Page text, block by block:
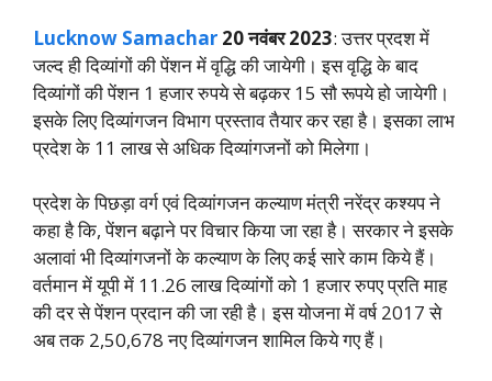
Lucknow Samachar 20 नवंबर 2023: उत्तर प्रदश में
जल्द ही दिव्यांगों की पेंशन में वृद्धि की जायेगी। इस वृद्धि के बाद
दिव्यांगों की पेंशन 1 हजार रुपये से बढ़कर 15 सौ रूपये हो जायेगी।
इसके लिए दिव्यांगजन विभाग प्रस्ताव तैयार कर रहा है। इसका लाभ
प्रदेश के 11 लाख से अधिक दिव्यांगजनों को मिलेगा।
प्रदेश के पिछड़ा वर्ग एवं दिव्यांगजन कल्याण मंत्री नरेंद्र कश्यप ने
कहा है कि, पेंशन बढ़ाने पर विचार किया जा रहा है। सरकार ने इसके
अलावां भी दिव्यांगजनों के कल्याण के लिए कई सारे काम किये हैं।
वर्तमान में यूपी में 11.26 लाख दिव्यांगों को 1 हजार रुपए प्रति माह
की दर से पेंशन प्रदान की जा रही है। इस योजना में वर्ष 2017 से
अब तक 2,50,678 नए दिव्यांगजन शामिल किये गए हैं।